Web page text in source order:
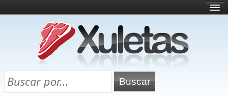
¿Qué es esto?
Directorio
Chuletas para exámenes